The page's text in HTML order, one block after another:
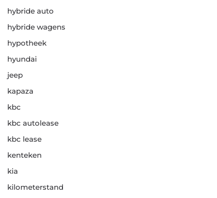
hybride auto
hybride wagens
hypotheek
hyundai
jeep
kapaza
kbc
kbc autolease
kbc lease
kenteken
kia
kilometerstand